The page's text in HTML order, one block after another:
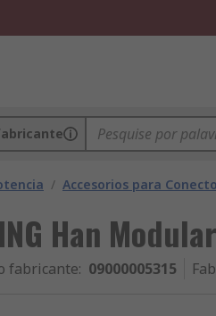
/ Accesorios para
Han Modular
fabricante: 09000005315